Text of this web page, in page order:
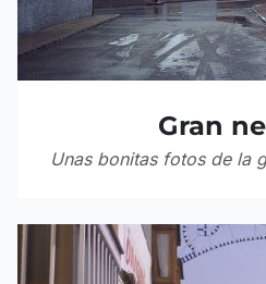
Gran
Unas bonitas fotos de la